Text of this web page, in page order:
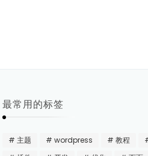
最常用的标签
主题 wordpress 教程